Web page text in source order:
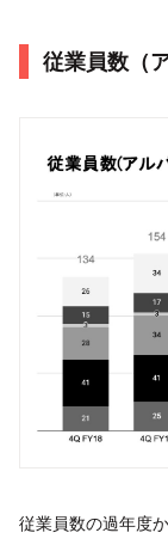
従業員数（
従業員数の過年度